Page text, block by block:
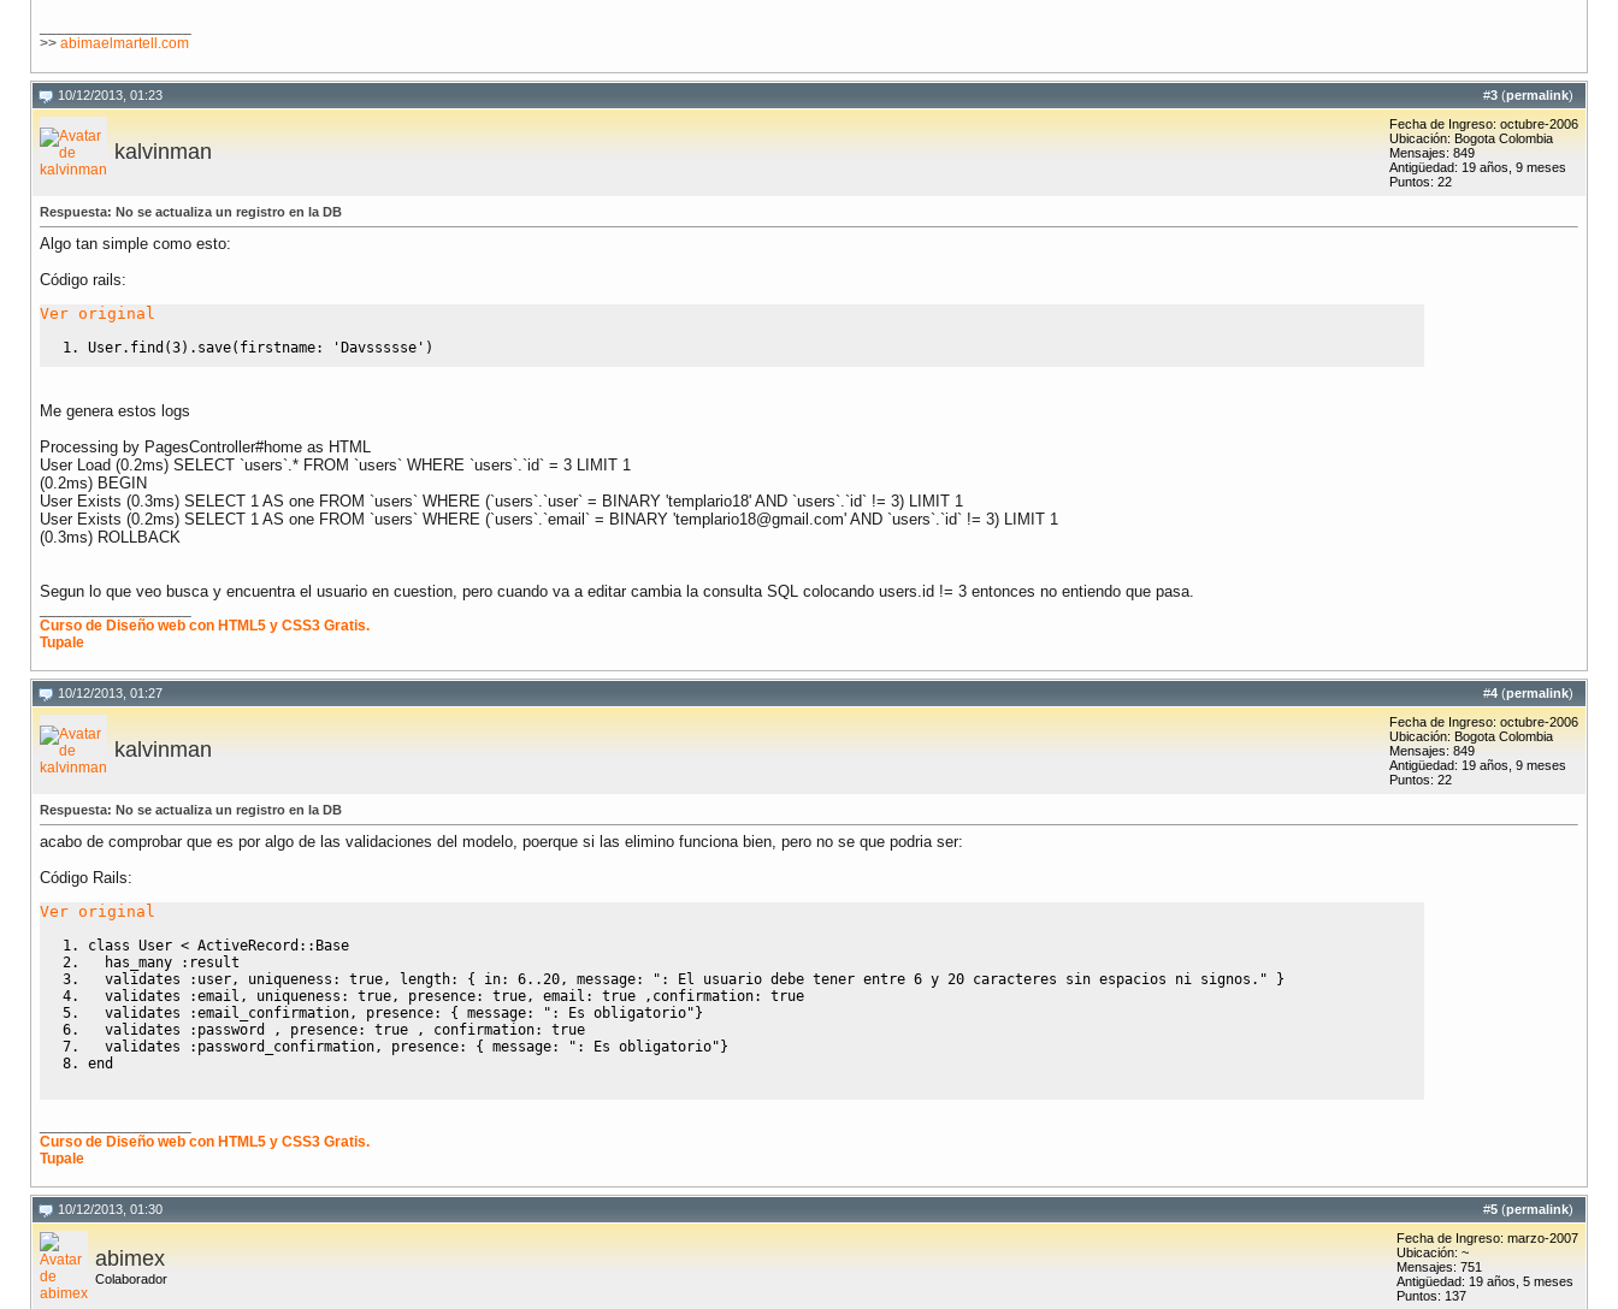
>> abimaelmartell.com
#3 (permalink)
10/12/2013, 01:23
kalvinman
Fecha de Ingreso: octubre-2006
Ubicación: Bogota Colombia
Mensajes: 849
Antigüedad: 19 años, 9 meses
Puntos: 22
Respuesta: No se actualiza un registro en la DB
Algo tan simple como esto:
Código rails:
Ver original
User. find (3) . save( firstname: 'Davssssse' )
Me genera estos logs
Processing by PagesController#home as HTML
User Load (0.2ms) SELECT `users`.* FROM `users` WHERE `users`.`id` = 3 LIMIT 1
(0.2ms) BEGIN
User Exists (0.3ms) SELECT 1 AS one FROM `users` WHERE (`users`.`user` = BINARY 'templario18' AND `users`.`id` != 3) LIMIT 1
User Exists (0.2ms) SELECT 1 AS one FROM `users` WHERE (`users`.`email` = BINARY 'templario18@gmail.com' AND `users`.`id` != 3) LIMIT 1
(0.3ms) ROLLBACK
Segun lo que veo busca y encuentra el usuario en cuestion, pero cuando va a editar cambia la consulta SQL colocando users.id != 3 entonces no entiendo que pasa.
Curso de Diseño web con HTML5 y CSS3 Gratis.
Tupale
#4 (permalink)
10/12/2013, 01:27
kalvinman
Fecha de Ingreso: octubre-2006
Ubicación: Bogota Colombia
Mensajes: 849
Antigüedad: 19 años, 9 meses
Puntos: 22
Respuesta: No se actualiza un registro en la DB
acabo de comprobar que es por algo de las validaciones del modelo, poerque si las elimino funciona bien, pero no se que podria ser:
Código Rails:
Ver original
class User < ActiveRecord::Base
has_many
:result
validates
:user , uniqueness: true , length: { in: 6.. 20 , message: ": El usuario debe tener entre 6 y 20 caracteres sin espacios ni signos."
}
validates
:email , uniqueness: true , presence: true , email: true ,confirmation: true
validates
:email_confirmation , presence: { message: ": Es obligatorio"}
validates
:password , presence: true , confirmation: true
validates
:password_confirmation , presence: { message: ": Es obligatorio"}
end
Curso de Diseño web con HTML5 y CSS3 Gratis.
Tupale
#5 (permalink)
10/12/2013, 01:30
abimex
Colaborador
Fecha de Ingreso: marzo-2007
Ubicación: ~
Mensajes: 751
Antigüedad: 19 años, 5 meses
Puntos: 137